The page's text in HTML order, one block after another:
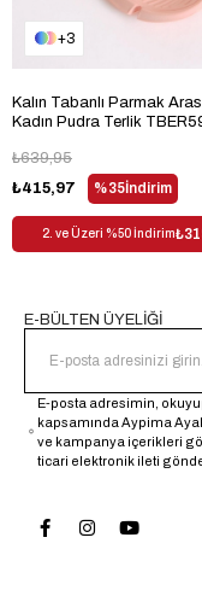
3
Kalın Tabanlı Parmak
Kadın Pudra Terlik
%35İndirim
₺415,97
₺639,95
2. ve Üzeri %50 İndirim
E-BÜLTEN ÜYELİĞİ
E-posta adresimin,
kapsamında Aypima
ve kampanya içerikleri
ticari elektronik ileti